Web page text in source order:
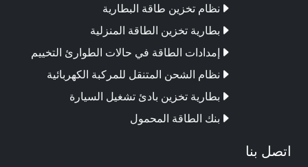
نظام تخزين طاقة البطارية
بطارية تخزين الطاقة المنزلية
إمدادات الطاقة في حالات الطوارئ التخييم
نظام الشحن المتنقل للمركبة الكهربائية
بطارية تخزين بادئ تشغيل السيارة
بنك الطاقة المحمول
اتصل بنا